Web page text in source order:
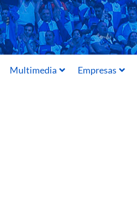
Multimedia Empresas